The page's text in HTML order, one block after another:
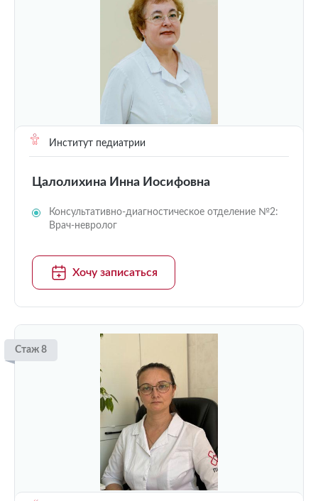
Институт педиатрии
Цалолихина Инна Иосифовна
Консультативно-диагностическое отделение №2:
Врач-невролог
Хочу записаться
Стаж 8